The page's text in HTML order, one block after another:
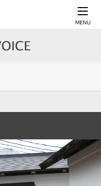
MENU